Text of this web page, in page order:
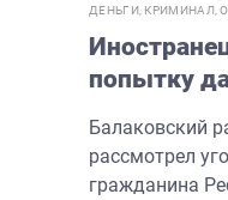
ДЕНЬГИ, КРИМИНАЛ ,
попытку
Балаковский
рассмотрел
гражданина